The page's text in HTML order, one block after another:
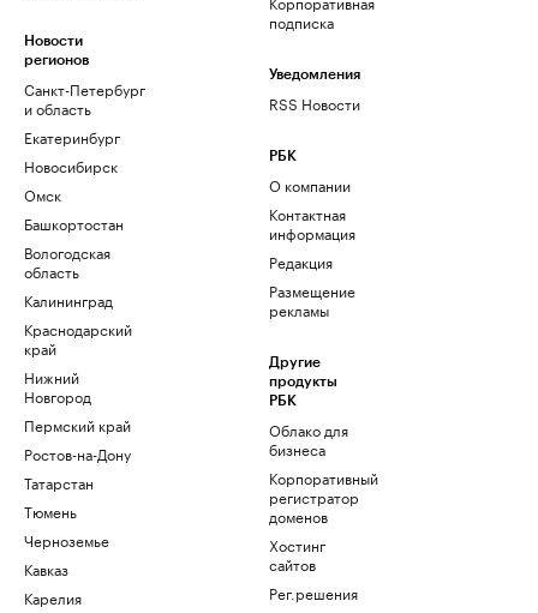
Новости
регионов
Санкт-Петербург
и область
Екатеринбург
Новосибирск
Омск
Башкортостан
Вологодская
область
Калининград
Краснодарский
край
Нижний
Новгород
Пермский край
Ростов-на-Дону
Татарстан
Тюмень
Черноземье
Кавказ
Карелия
подписка
Уведомления
RSS Новости
РБК
О компании
Контактная
информация
Редакция
Размещение
рекламы
Другие
продукты
РБК
Облако для
бизнеса
Корпоративный
регистратор
доменов
Хостинг
сайтов
Рег.решения